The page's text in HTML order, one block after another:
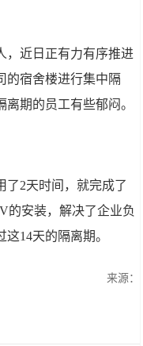
，近日正有力有序推进
的宿舍楼进行集中隔
期的员工有些郁闷。
了2天时间，就完成了
的安装，解决了企业负
14天的隔离期。
来源：